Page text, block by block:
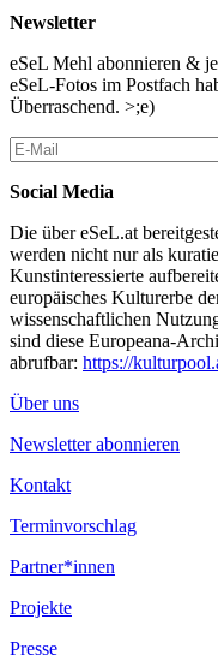
Newsletter
eSeL Mehl abonnieren &
eSeL-Fotos im Postfach
Überraschend. >;e)
Social Media
Die über eSeL.at
werden nicht nur als
Kunstinteressierte
europäisches Kulturerbe
wissenschaftlichen
sind diese Europeana-
abrufbar: https://
Über uns
Newsletter abonnieren
Kontakt
Terminvorschlag
Partner*innen
Projekte
Presse